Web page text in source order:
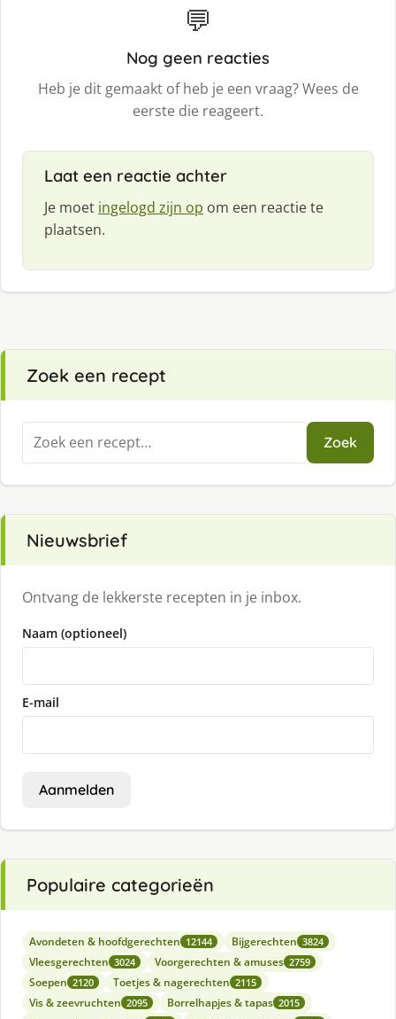
💬
Nog geen reacties
Heb je dit gemaakt of heb je een vraag? Wees de
eerste die reageert.
Laat een reactie achter
Je moet ingelogd zijn op om een reactie te
plaatsen.
Zoek een recept
Zoeken
naar:
Zoek
Nieuwsbrief
Ontvang de lekkerste recepten in je inbox.
Naam (optioneel)
E-mail
Aanmelden
Populaire categorieën
Avondeten & hoofdgerechten 12144 Bijgerechten 3824
Vleesgerechten 3024 Voorgerechten & amuses 2759
Soepen 2120 Toetjes & nagerechten 2115
Vis & zeevruchten 2095 Borrelhapjes & tapas 2015